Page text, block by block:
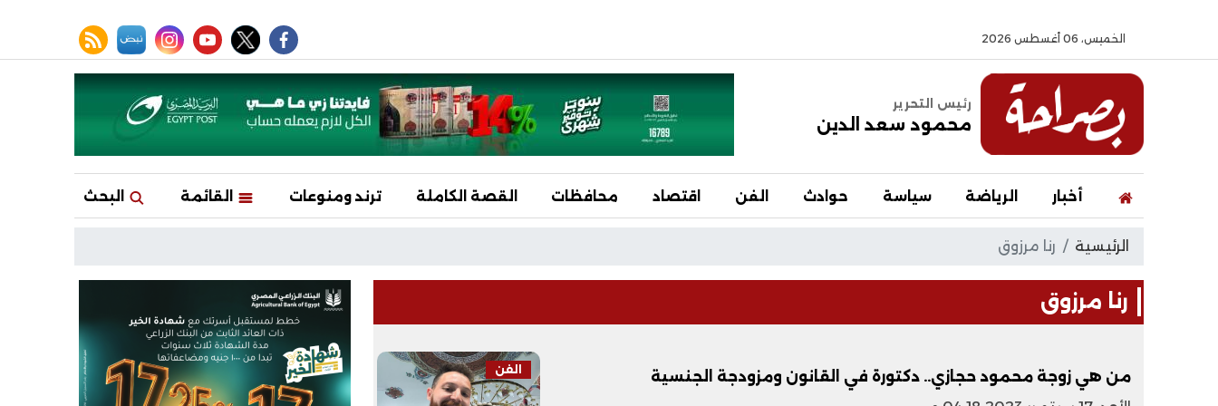
الخميس، 06 أغسطس 2026
facebook
twitter
youtube
instagram
نبض rss feed
رئيس التحرير
محمود سعد الدين
أخبار الرياضة سياسة حوادث الفن اقتصاد محافظات القصة الكاملة ترند ومنوعات القائمة البحث
الرئيسية رنا مرزوق
رنا مرزوق
الفن
من هي زوجة محمود حجازي.. دكتورة في القانون ومزودجة الجنسية